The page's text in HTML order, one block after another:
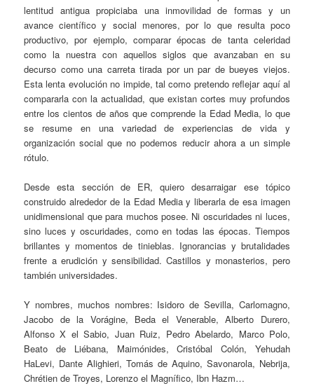
lentitud antigua propiciaba una inmovilidad de formas y un
avance científico y social menores, por lo que resulta poco
productivo, por ejemplo, comparar épocas de tanta celeridad
como la nuestra con aquellos siglos que avanzaban en su
decurso como una carreta tirada por un par de bueyes viejos.
Esta lenta evolución no impide, tal como pretendo reflejar aquí al
compararla con la actualidad, que existan cortes muy profundos
entre los cientos de años que comprende la Edad Media, lo que
se resume en una variedad de experiencias de vida y
organización social que no podemos reducir ahora a un simple
rótulo.
Desde esta sección de ER, quiero desarraigar ese tópico
construido alrededor de la Edad Media y liberarla de esa imagen
unidimensional que para muchos posee. Ni oscuridades ni luces,
sino luces y oscuridades, como en todas las épocas. Tiempos
brillantes y momentos de tinieblas. Ignorancias y brutalidades
frente a erudición y sensibilidad. Castillos y monasterios, pero
también universidades.
Y nombres, muchos nombres: Isidoro de Sevilla, Carlomagno,
Jacobo de la Vorágine, Beda el Venerable, Alberto Durero,
Alfonso X el Sabio, Juan Ruiz, Pedro Abelardo, Marco Polo,
Beato de Liébana, Maimónides, Cristóbal Colón, Yehudah
HaLevi, Dante Alighieri, Tomás de Aquino, Savonarola, Nebrija,
Chrétien de Troyes, Lorenzo el Magnífico, Ibn Hazm…